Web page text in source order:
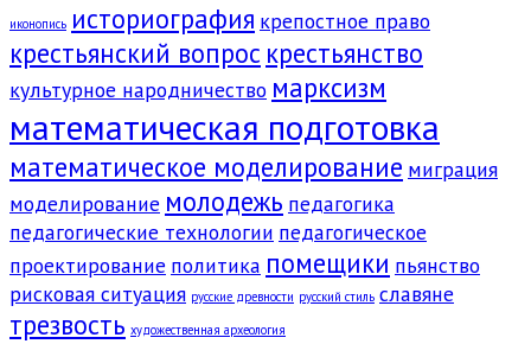
иконопись историография крепостное право
крестьянский вопрос крестьянство
культурное народничество марксизм
математическая подготовка
математическое моделирование миграция
моделирование молодежь педагогика
педагогические технологии педагогическое
проектирование политика помещики пьянство
рисковая ситуация русские древности русский стиль славяне
трезвость художественная археология